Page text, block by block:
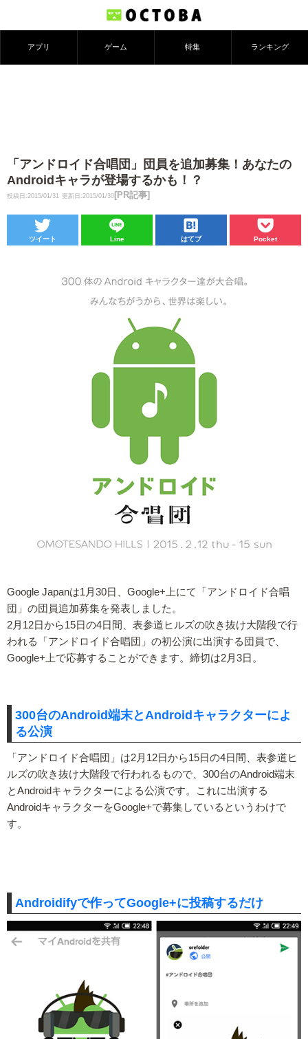
アプリ ゲーム 特集 ランキング
「アンドロイド合唱団」団員を追加募集！あなたの
Androidキャラが登場するかも！？
投稿日:2015/01/31 更新日:2015/01/30 [PR記事]
ツイート Line はてブ Pocket
Google Japanは1月30日、Google+上にて「アンドロイド合唱
団」の団員追加募集を発表しました。
2月12日から15日の4日間、表参道ヒルズの吹き抜け大階段で行
われる「アンドロイド合唱団」の初公演に出演する団員で、
Google+上で応募することができます。締切は2月3日。
300台のAndroid端末とAndroidキャラクターによ
る公演
「アンドロイド合唱団」は2月12日から15日の4日間、表参道ヒ
ルズの吹き抜け大階段で行われるもので、300台のAndroid端末
とAndroidキャラクターによる公演です。これに出演する
AndroidキャラクターをGoogle+で募集しているというわけで
す。
Androidifyで作ってGoogle+に投稿するだけ